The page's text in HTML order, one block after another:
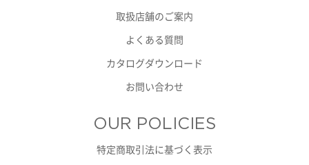
取扱店舗のご案内
よくある質問
カタログダウンロード
お問い合わせ
OUR POLICIES
特定商取引法に基づく表示